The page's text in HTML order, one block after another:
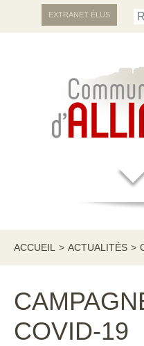
EXTRANET ÉLUS
ACCUEIL > ACTUALITÉS >
COVID-19